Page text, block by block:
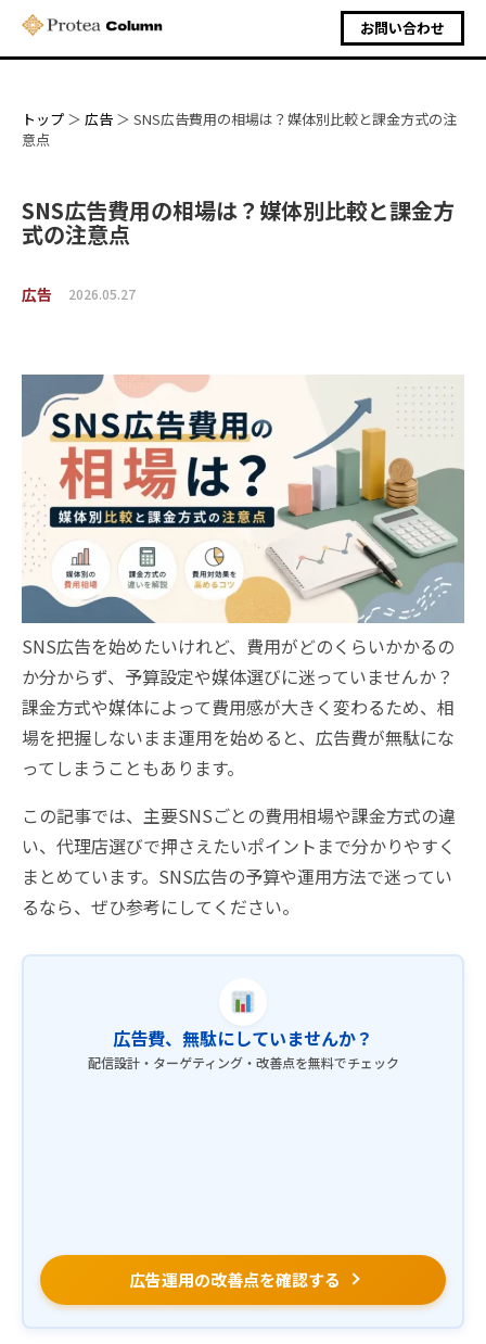
お問い合わせ
トップ 広告
SNS広告費用の相場は？媒体別比較と課金方式の注
意点
SNS広告費用の相場は？媒体別比較と課金方
式の注意点
広告 2026.05.27
SNS広告を始めたいけれど、費用がどのくらいかかるの
か分からず、予算設定や媒体選びに迷っていませんか？
課金方式や媒体によって費用感が大きく変わるため、相
場を把握しないまま運用を始めると、広告費が無駄にな
ってしまうこともあります。
この記事では、主要SNSごとの費用相場や課金方式の違
い、代理店選びで押さえたいポイントまで分かりやすく
まとめています。SNS広告の予算や運用方法で迷ってい
るなら、ぜひ参考にしてください。
広告費、無駄にしていませんか？
配信設計・ターゲティング・改善点を無料でチェック
広告運用の改善点を確認する